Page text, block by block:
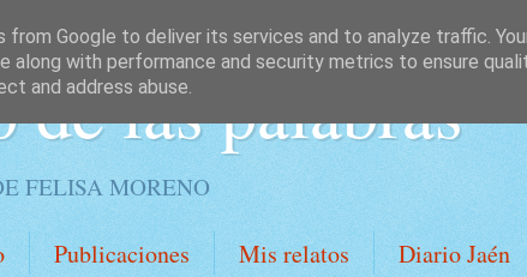
de las palabras
FELISA MORENO
Publicaciones Mis relatos Diario Jaén
from Google to deliver its services and to analyze traffic.
along with performance and security metrics to ensure
and address abuse.